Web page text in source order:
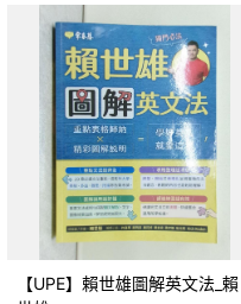
【UPE】賴世雄圖解英文法_賴